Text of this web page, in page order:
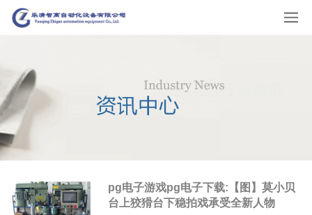
pg电子游戏pg电子下载:【图】莫小贝
台上狡猾台下稳拍戏承受全新人物